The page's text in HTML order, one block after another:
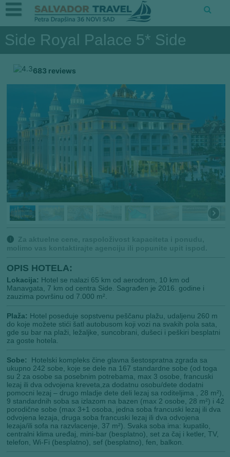
Side Royal Palace 5* Side
🅘
OPIS HOTELA:
Lokacija: Hotel se nalazi 65 km od aerodrom, 10 km od
Manavgata, 7 km od centra Side. Sagrađen je 2016. godine i
zauzima površinu od 7.000 m².
Plaža: Hotel poseduje sopstvenu peščanu plažu, udaljenu 260 m
do koje možete stići šatl autobusom koji vozi na svakih pola sata,
gde su bar na plaži, ležaljke, suncobrani, dušeci i peškiri besplatni
za goste hotela.
Sobe:
Hotelski kompleks čine glavna šestospratna zgrada sa
ukupno 242 sobe, koje se dele na 167 standardne sobe (od toga
su 2 za osobe sa posebnim potrebama, max 3 osobe, francuski
lezaj ili dva odvojena kreveta,za dodatnu osobu/dete dodatni
pomocni lezaj – drugo mladje dete deli lezaj sa roditeljima , 28 m²),
9 standardnih soba sa izlazom na bazen (max 2 osobe, 28 m²) i 42
porodične sobe (max 3+1 osoba, jedna soba francuski lezaj ili dva
odvojena lezaja, druga soba francuski lezaj ili dva odvojena
lezaja/ili sofa na razvlacenje, 37 m²). Svaka soba ima: kupatilo,
centralni klima uređaj, mini-bar (besplatno), set za čaj i ketler, TV,
telefon, Wi-Fi (besplatno), sef (besplatno), fen, balkon.